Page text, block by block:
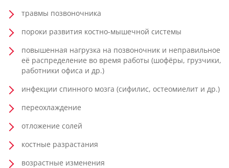
травмы позвоночника
пороки развития костно-мышечной системы
повышенная нагрузка на позвоночник и неправильное
её распределение во время работы (шофёры, грузчики,
работники офиса и др.)
инфекции спинного мозга (сифилис, остеомиелит и др.)
переохлаждение
отложение солей
костные разрастания
возрастные изменения